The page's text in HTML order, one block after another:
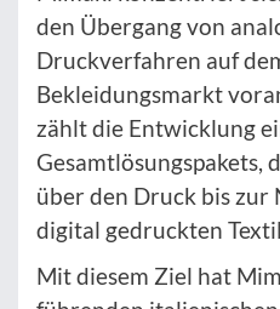
den Übergang von
Druckverfahren auf
Bekleidungsmarkt
zählt die Entwicklung
Gesamtlösungspakets,
über den Druck bis zur
digital gedruckten
Mit diesem Ziel hat